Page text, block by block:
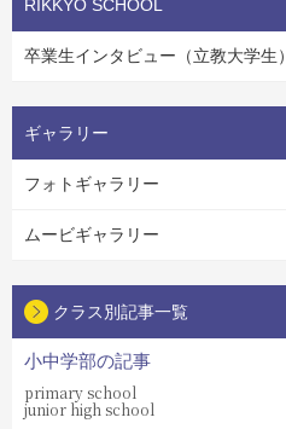
RIKKYO SCHOOL
卒業生インタビュー（立教大学生）
ギャラリー
フォトギャラリー
ムービギャラリー
クラス別記事一覧
小中学部の記事
primary school
junior high school